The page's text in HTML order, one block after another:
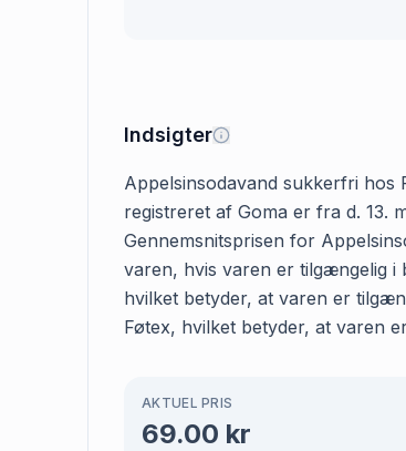
Indsigter
Appelsinsodavand sukkerfri hos
registreret af Goma er fra d. 13.
Gennemsnitsprisen for
varen, hvis varen er tilgængelig i
hvilket betyder, at varen er
Føtex, hvilket betyder, at varen
AKTUEL PRIS
69.00 kr